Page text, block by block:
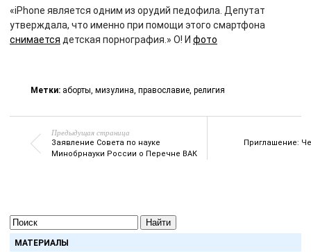
«iPhone является одним из орудий педофила. Депутат
утверждала, что именно при помощи этого смартфона
снимается детская порнография.» О! И фото
Метки: аборты, мизулина, православие, религия
Предыдущая страница
Заявление Совета по науке
Минобрнауки России о Перечне ВАК
Приглашение:
Найти
МАТЕРИАЛЫ